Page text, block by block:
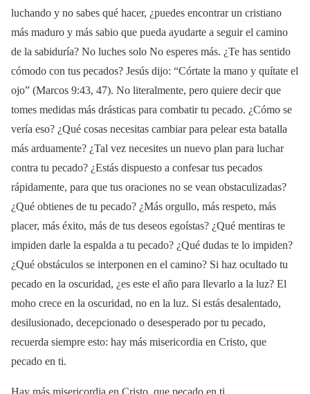
luchando y no sabes qué hacer, ¿puedes encontrar un cristiano
más maduro y más sabio que pueda ayudarte a seguir el camino
de la sabiduría? No luches solo No esperes más. ¿Te has sentido
cómodo con tus pecados? Jesús dijo: “Córtate la mano y quítate el
ojo” (Marcos 9:43, 47). No literalmente, pero quiere decir que
tomes medidas más drásticas para combatir tu pecado. ¿Cómo se
vería eso? ¿Qué cosas necesitas cambiar para pelear esta batalla
más arduamente? ¿Tal vez necesites un nuevo plan para luchar
contra tu pecado? ¿Estás dispuesto a confesar tus pecados
rápidamente, para que tus oraciones no se vean obstaculizadas?
¿Qué obtienes de tu pecado? ¿Más orgullo, más respeto, más
placer, más éxito, más de tus deseos egoístas? ¿Qué mentiras te
impiden darle la espalda a tu pecado? ¿Qué dudas te lo impiden?
¿Qué obstáculos se interponen en el camino? Si haz ocultado tu
pecado en la oscuridad, ¿es este el año para llevarlo a la luz? El
moho crece en la oscuridad, no en la luz. Si estás desalentado,
desilusionado, decepcionado o desesperado por tu pecado,
recuerda siempre esto: hay más misericordia en Cristo, que
pecado en ti.
Hay más misericordia en Cristo, que pecado en ti.